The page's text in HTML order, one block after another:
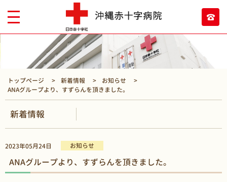
トップページ 新着情報
お知らせ
ANAグループより、すずらんを頂きました。
新着情報
2023年05月24日 お知らせ
ANAグループより、すずらんを頂きました。